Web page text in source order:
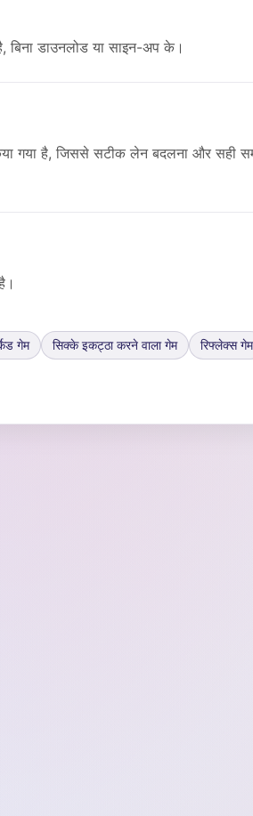
डाउनलोड या साइन-अप के।
गया है, जिससे सटीक लेन बदलना और सही
गेम सिक्के इकट्ठा करने वाला गेम
रिफ्लेक्स गेम